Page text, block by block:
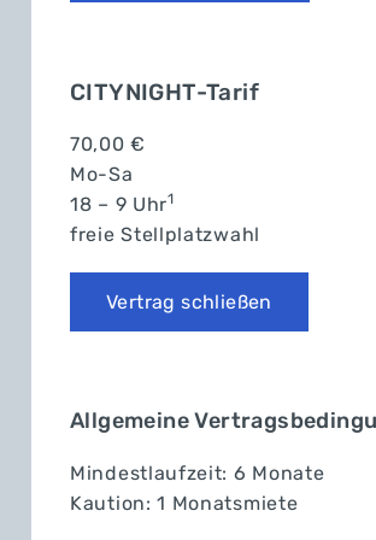
CITYNIGHT-Tarif
70,00 €
Mo-Sa
18 – 9 Uhr1
freie Stellplatzwahl
Vertrag schließen
Allgemeine
Mindestlaufzeit: 6 Monate
Kaution: 1 Monatsmiete